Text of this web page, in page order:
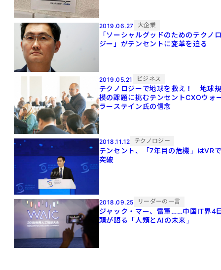
2019.06.27 大企業
「ソーシャルグッドのためのテクノ
ジー」がテンセントに変革を迫る
2019.05.21 ビジネス
テクノロジーで地球を救え！ 地球
模の課題に挑むテンセントCXOウォ
ラーステイン氏の信念
2018.11.12 テクノロジー
テンセント、「7年目の危機」はVR
突破
2018.09.25 リーダーの一言
ジャック・マー、雷軍……中国IT界4
頭が語る「人類とAIの未来」